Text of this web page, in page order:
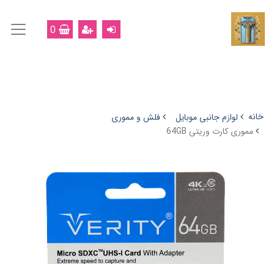
0
خانه لوازم جانبی موبایل
فلش و مموری
مموری کارت وریتی 64GB